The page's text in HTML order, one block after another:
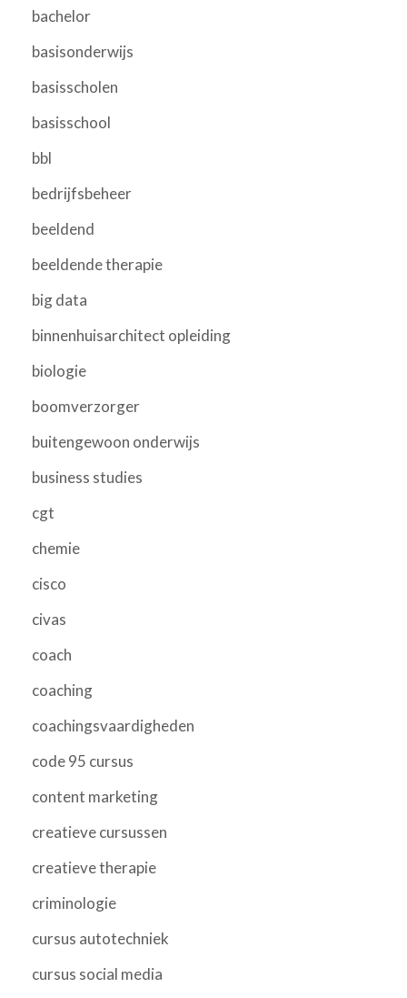
bachelor
basisonderwijs
basisscholen
basisschool
bbl
bedrijfsbeheer
beeldend
beeldende therapie
big data
binnenhuisarchitect opleiding
biologie
boomverzorger
buitengewoon onderwijs
business studies
cgt
chemie
cisco
civas
coach
coaching
coachingsvaardigheden
code 95 cursus
content marketing
creatieve cursussen
creatieve therapie
criminologie
cursus autotechniek
cursus social media